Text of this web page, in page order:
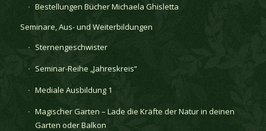
Bestellungen Bücher Michaela Ghisletta
Seminare, Aus- und Weiterbildungen
Sternengeschwister
Seminar-Reihe „Jahreskreis“
Mediale Ausbildung 1
Magischer Garten – Lade die Kräfte der Natur in deinen
Garten oder Balkon